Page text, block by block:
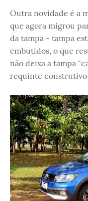
Outra novidade é a
que agora migrou
da tampa - tampa
embutidos, o que
não deixa a tampa
requinte construtivo